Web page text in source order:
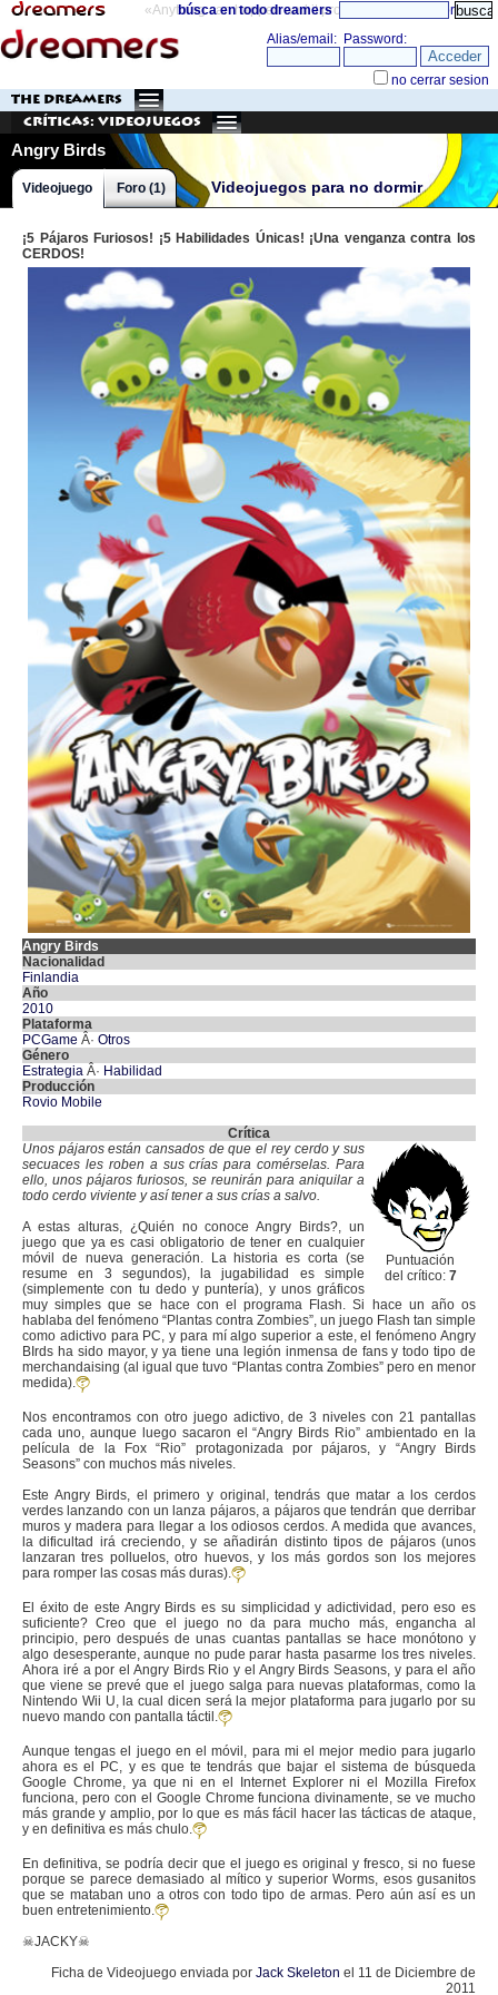
«Anything can happen and it probably will» directorio
búsca en todo dreamers
THE DREAMERS
Críticas: Videojuegos
Angry Birds
Videojuegos para no dormir
Videojuego Foro (1)
¡5 Pájaros Furiosos! ¡5 Habilidades Únicas! ¡Una venganza contra los
CERDOS!
Angry Birds
Nacionalidad
Finlandia
Año
2010
Plataforma
PCGame Â· Otros
Género
Estrategia Â· Habilidad
Producción
Rovio Mobile
Crítica
Puntuación
del crítico: 7
Unos pájaros están cansados de que el rey cerdo y sus
secuaces les roben a sus crías para comérselas. Para
ello, unos pájaros furiosos, se reunirán para aniquilar a
todo cerdo viviente y así tener a sus crías a salvo.
A estas alturas, ¿Quién no conoce Angry Birds?, un
juego que ya es casi obligatorio de tener en cualquier
móvil de nueva generación. La historia es corta (se
resume en 3 segundos), la jugabilidad es simple
(simplemente con tu dedo y puntería), y unos gráficos
muy simples que se hace con el programa Flash. Si hace un año os
hablaba del fenómeno “Plantas contra Zombies”, un juego Flash tan simple
como adictivo para PC, y para mí algo superior a este, el fenómeno Angry
BIrds ha sido mayor, y ya tiene una legión inmensa de fans y todo tipo de
merchandaising (al igual que tuvo “Plantas contra Zombies” pero en menor
medida).
Nos encontramos con otro juego adictivo, de 3 niveles con 21 pantallas
cada uno, aunque luego sacaron el “Angry Birds Rio” ambientado en la
película de la Fox “Rio” protagonizada por pájaros, y “Angry Birds
Seasons” con muchos más niveles.
Este Angry Birds, el primero y original, tendrás que matar a los cerdos
verdes lanzando con un lanza pájaros, a pájaros que tendrán que derribar
muros y madera para llegar a los odiosos cerdos. A medida que avances,
la dificultad irá creciendo, y se añadirán distinto tipos de pájaros (unos
lanzaran tres polluelos, otro huevos, y los más gordos son los mejores
para romper las cosas más duras).
El éxito de este Angry Birds es su simplicidad y adictividad, pero eso es
suficiente? Creo que el juego no da para mucho más, engancha al
principio, pero después de unas cuantas pantallas se hace monótono y
algo desesperante, aunque no pude parar hasta pasarme los tres niveles.
Ahora iré a por el Angry Birds Rio y el Angry Birds Seasons, y para el año
que viene se prevé que el juego salga para nuevas plataformas, como la
Nintendo Wii U, la cual dicen será la mejor plataforma para jugarlo por su
nuevo mando con pantalla táctil.
Aunque tengas el juego en el móvil, para mi el mejor medio para jugarlo
ahora es el PC, y es que te tendrás que bajar el sistema de búsqueda
Google Chrome, ya que ni en el Internet Explorer ni el Mozilla Firefox
funciona, pero con el Google Chrome funciona divinamente, se ve mucho
más grande y amplio, por lo que es más fácil hacer las tácticas de ataque,
y en definitiva es más chulo.
En definitiva, se podría decir que el juego es original y fresco, si no fuese
porque se parece demasiado al mítico y superior Worms, esos gusanitos
que se mataban uno a otros con todo tipo de armas. Pero aún así es un
buen entretenimiento.
☠JACKY☠
Ficha de Videojuego enviada por Jack Skeleton el 11 de Diciembre de
2011